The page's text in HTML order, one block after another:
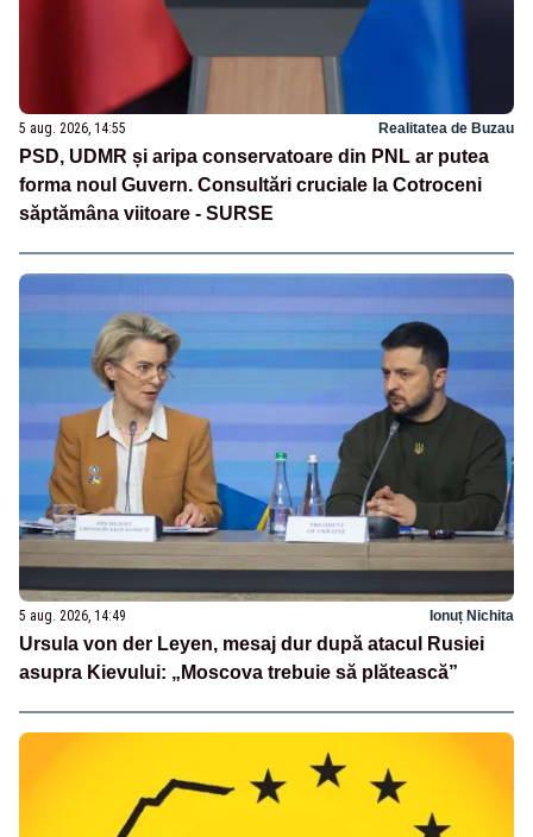
5 aug. 2026, 14:55 Realitatea de Buzau
PSD, UDMR și aripa conservatoare din PNL ar putea
forma noul Guvern. Consultări cruciale la Cotroceni
săptămâna viitoare - SURSE
5 aug. 2026, 14:49 Ionuț Nichita
Ursula von der Leyen, mesaj dur după atacul Rusiei
asupra Kievului: „Moscova trebuie să plătească”